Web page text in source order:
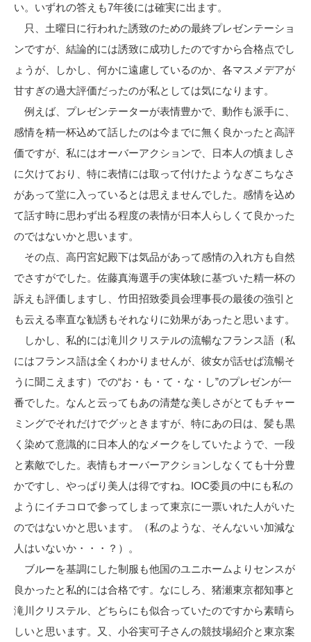
い。いずれの答えも7年後には確実に出ます。
只、土曜日に行われた誘致のための最終プレゼンテーショ
ンですが、結論的には誘致に成功したのですから合格点でし
ょうが、しかし、何かに遠慮しているのか、各マスメデアが
甘すぎの過大評価だったのが私としては気になります。
例えば、プレゼンテーターが表情豊かで、動作も派手に、
感情を精一杯込めて話したのは今までに無く良かったと高評
価ですが、私にはオーバーアクションで、日本人の慎ましさ
に欠けており、特に表情には取って付けたようなぎこちなさ
があって堂に入っているとは思えませんでした。感情を込め
て話す時に思わず出る程度の表情が日本人らしくて良かった
のではないかと思います。
その点、高円宮妃殿下は気品があって感情の入れ方も自然
でさすがでした。佐藤真海選手の実体験に基づいた精一杯の
訴えも評価しますし、竹田招致委員会理事長の最後の強引と
も云える率直な勧誘もそれなりに効果があったと思います。
しかし、私的には滝川クリステルの流暢なフランス語（私
にはフランス語は全くわかりませんが、彼女が話せば流暢そ
うに聞こえます）での“お・も・て・な・し”のプレゼンが一
番でした。なんと云ってもあの清楚な美しさがとてもチャー
ミングでそれだけでグッときますが、特にあの日は、髪も黒
く染めて意識的に日本人的なメークをしていたようで、一段
と素敵でした。表情もオーバーアクションしなくても十分豊
かですし、やっぱり美人は得ですね。IOC委員の中にも私の
ようにイチコロで参ってしまって東京に一票いれた人がいた
のではないかと思います。（私のような、そんないい加減な
人はいないか・・・？）。
ブルーを基調にした制服も他国のユニホームよりセンスが
良かったと私的には合格です。なにしろ、猪瀬東京都知事と
滝川クリステル、どちらにも似合っていたのですから素晴ら
しいと思います。又、小谷実可子さんの競技場紹介と東京案